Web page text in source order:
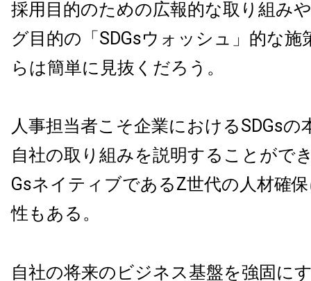
採用目的のための広報的な取り組み
グ目的の「SDGsウォッシュ」的な施
らは簡単に見抜くだろう。
人事担当者こそ企業におけるSDGsの
自社の取り組みを説明することがで
GsネイティブであるZ世代の人材確
性もある。
自社の将来のビジネス基盤を強固に